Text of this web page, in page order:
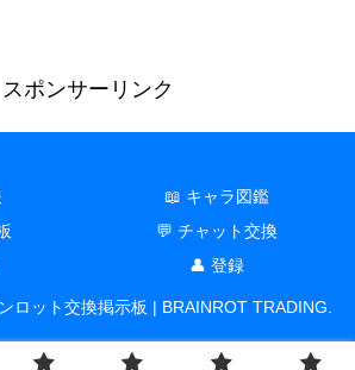
スポンサーリンク
📖 キャラ図鑑
💬 チャット交換
👤 登録
ロット交換掲示板 | BRAINROT TRADING.